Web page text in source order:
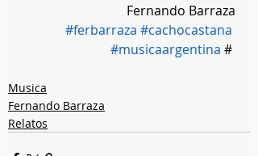
Fernando Barraza
#ferbarraza #cachocastana
#musicaargentina #
Musica
Fernando Barraza
Relatos